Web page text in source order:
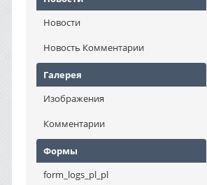
Новости
Новость Комментарии
Галерея
Изображения
Комментарии
Формы
form_logs_pl_pl